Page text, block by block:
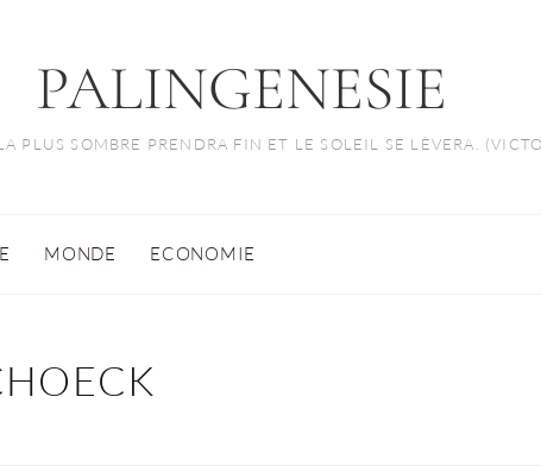
PALINGENESIE
PLUS SOMBRE PRENDRA FIN ET LE SOLEIL SE LÈVERA.
MONDE ECONOMIE